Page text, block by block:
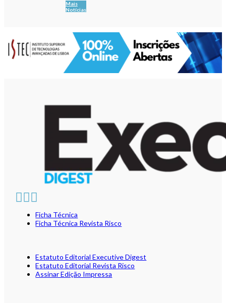
Mais
Notícias
Ficha Técnica
Ficha Técnica Revista Risco
Estatuto Editorial Executive Digest
Estatuto Editorial Revista Risco
Assinar Edição Impressa